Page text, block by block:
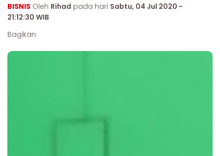
BISNIS Oleh Rihad pada hari Sabtu, 04 Jul 2020 -
21:12:30 WIB
Bagikan: